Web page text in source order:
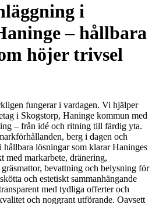
i
– hållbara
höjer trivsel
fungerar i vardagen. Vi hjälper
i Skogstorp, Haninge kommun med
– från idé och ritning till färdig yta.
berg i dagen och
lösningar som klarar Haninges
med markarbete, dränering,
bevattning och belysning för
och estetiskt sammanhängande
med tydliga offerter och
och noggrant utförande. Oavsett